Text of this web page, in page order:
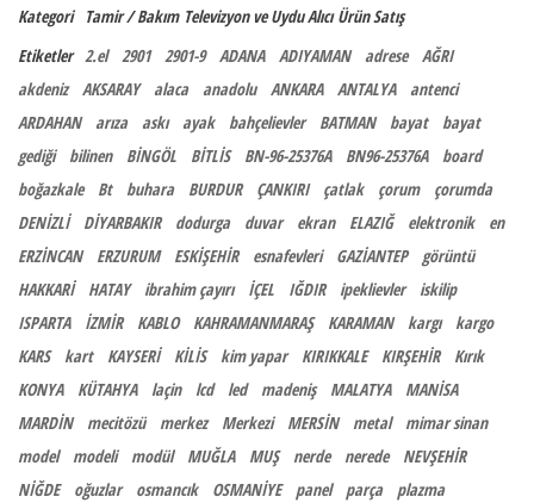
Kategori Tamir / Bakım Televizyon ve Uydu Alıcı Ürün Satış
Etiketler 2.el 2901 2901-9 ADANA ADIYAMAN adrese
AĞRI
akdeniz
AKSARAY alaca anadolu ANKARA ANTALYA
antenci
ARDAHAN
arıza askı ayak bahçelievler BATMAN bayat
bayat
gediği
bilinen BİNGÖL BİTLİS BN-96-25376A BN96-25376A
board
boğazkale
Bt buhara BURDUR ÇANKIRI çatlak çorum
çorumda
DENİZLİ
DİYARBAKIR dodurga duvar ekran ELAZIĞ elektronik
en
ERZİNCAN
ERZURUM ESKİŞEHİR esnafevleri GAZİANTEP
görüntü
HAKKARİ
HATAY ibrahim çayırı İÇEL IĞDIR ipeklievler
iskilip
ISPARTA
İZMİR KABLO KAHRAMANMARAŞ KARAMAN kargı
kargo
KARS
kart KAYSERİ KİLİS kim yapar KIRIKKALE KIRŞEHİR
Kırık
KONYA
KÜTAHYA laçin lcd led madeniş MALATYA
MANİSA
MARDİN
mecitözü merkez Merkezi MERSİN metal
mimar sinan
model
modeli modül MUĞLA MUŞ nerde nerede
NEVŞEHİR
NİĞDE
oğuzlar osmancık OSMANİYE panel parça
plazma